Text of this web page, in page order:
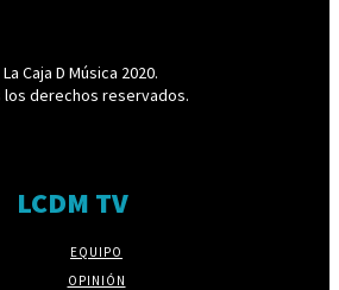
Caja D Música 2020.
los derechos reservados.
LCDM TV
EQUIPO
OPINIÓN